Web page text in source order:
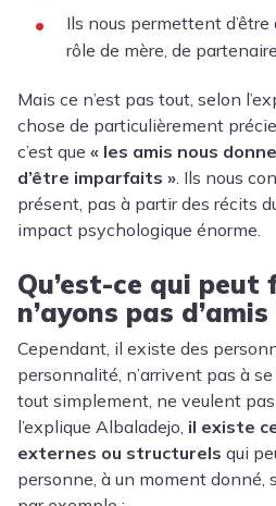
Ils nous permettent
rôle de mère, de
Mais ce n’est pas tout, selon
chose de particulièrement
c’est que « les amis nous
d’être imparfaits ». Ils nous
présent, pas à partir des récits
impact psychologique énorme.
Qu’est-ce qui peut
n’ayons pas d’amis
Cependant, il existe des
personnalité, n’arrivent pas à
tout simplement, ne veulent
l’explique Albaladejo, il existe
externes ou structurels qui
personne, à un moment donné,